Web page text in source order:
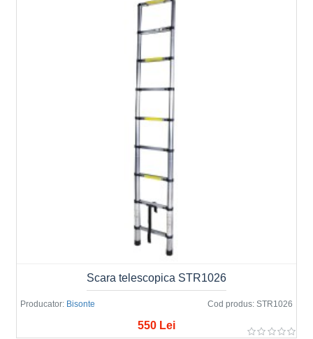
Producator: Bisonte Cod produs: STR1026
Scara telescopica STR1026
550 Lei